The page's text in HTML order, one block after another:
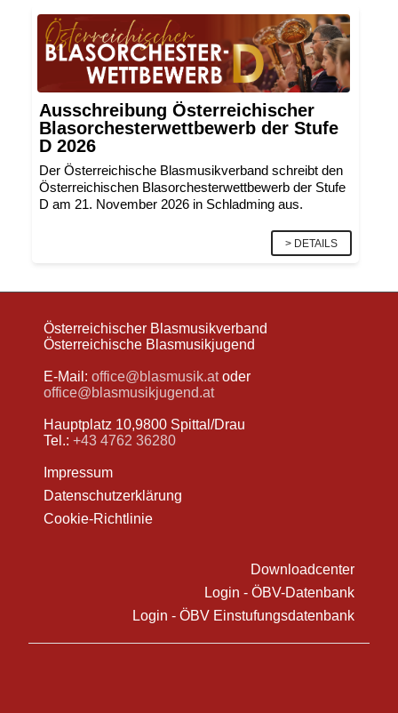
Ausschreibung Österreichischer
Blasorchesterwettbewerb der Stufe
D 2026
Der Österreichische Blasmusikverband schreibt den
Österreichischen Blasorchesterwettbewerb der Stufe
D am 21. November 2026 in Schladming aus.
> DETAILS
Österreichischer Blasmusikverband
Österreichische Blasmusikjugend
E-Mail: office@blasmusik.atoder
office@blasmusikjugend.at
Hauptplatz 10,9800 Spittal/Drau
Tel.: +43 4762 36280
Impressum
Datenschutzerklärung
Cookie-Richtlinie
Downloadcenter
Login - ÖBV-Datenbank
Login - ÖBV Einstufungsdatenbank